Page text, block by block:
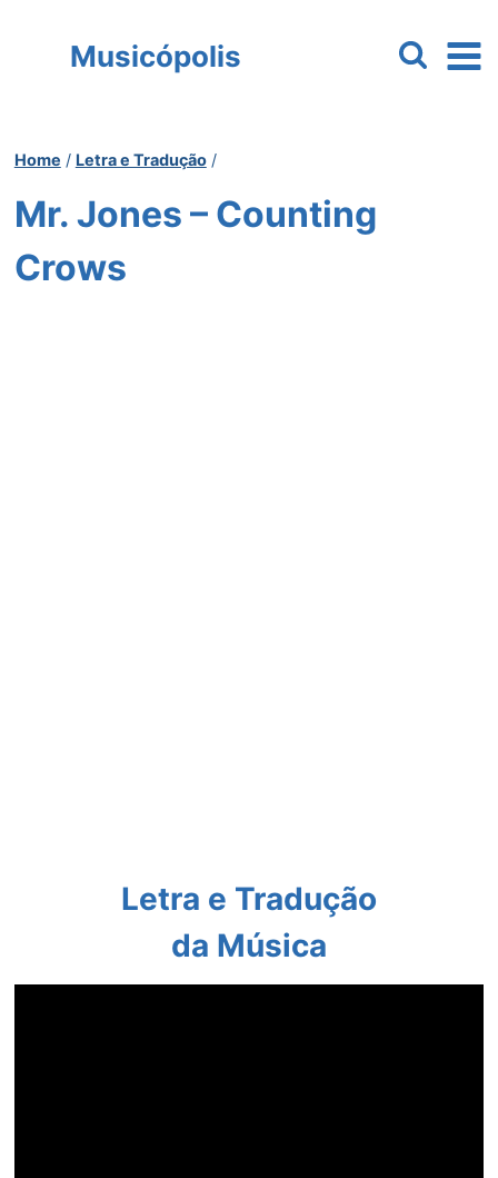
Musicópolis
Home / Letra e Tradução /
Mr. Jones – Counting
Crows
Letra e Tradução
da Música